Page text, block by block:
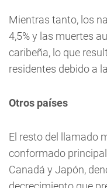
Mientras tanto, los
4,5% y las muertes
caribeña, lo que
residentes debido a
Otros países
El resto del llamado
conformado
Canadá y Japón,